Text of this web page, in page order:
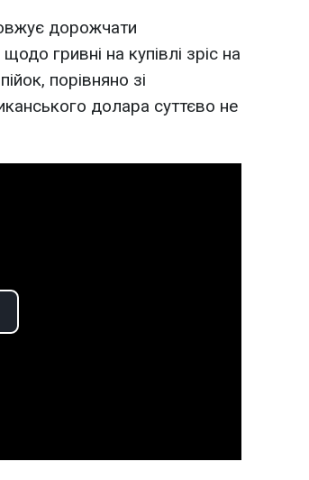
дорожчати
гривні на купівлі зріс на
порівняно зі
долара суттєво не